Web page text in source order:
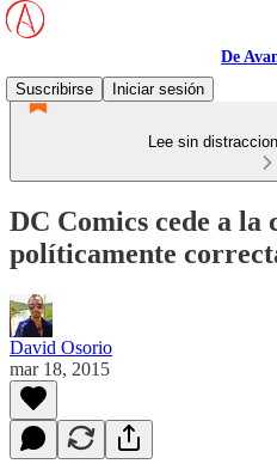
De
Suscribirse
Iniciar sesión
Lee sin
DC Comics cede a la
políticamente
David Osorio
mar 18, 2015